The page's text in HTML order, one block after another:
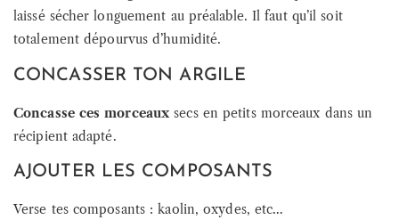
laissé sécher longuement au préalable. Il faut qu’il soit
totalement dépourvus d’humidité.
CONCASSER TON ARGILE
Concasse ces morceauxsecs en petits morceaux dans un
récipient adapté.
AJOUTER LES COMPOSANTS
Verse tes composants : kaolin, oxydes, etc…